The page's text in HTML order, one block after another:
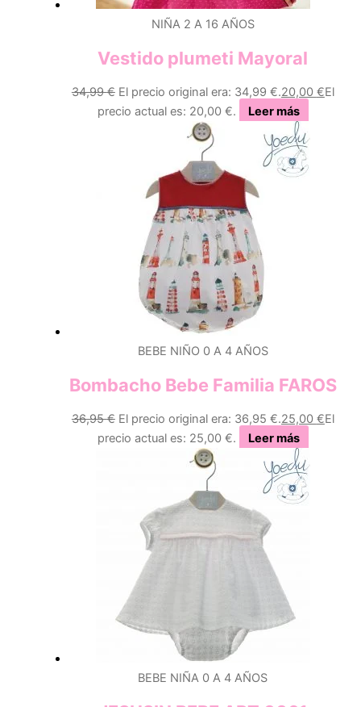
NIÑA 2 A 16 AÑOS
Vestido plumeti Mayoral
34,99€ El precio original era: 34,99 €.20,00 €El
precio actual es: 20,00 €.
Leer más
BEBE NIÑO 0 A 4 AÑOS
Bombacho Bebe Familia FAROS
36,95€ El precio original era: 36,95 €.25,00 €El
precio actual es: 25,00 €.
Leer más
BEBE NIÑA 0 A 4 AÑOS